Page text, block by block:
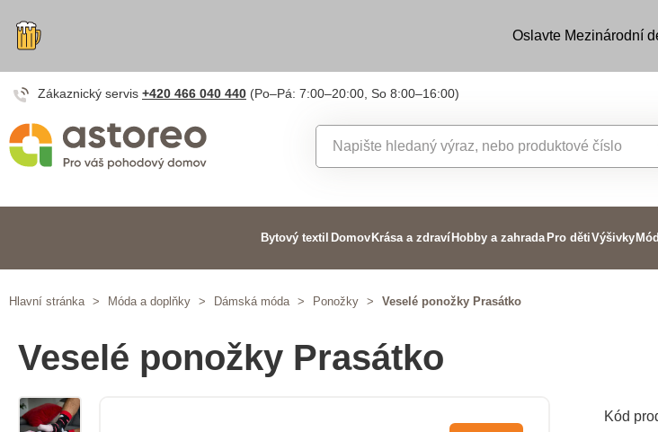
Oslavte Mezinárodní
Zákaznický servis +420 466 040 440 (Po–Pá: 7:00–20:00, So 8:00–16:00)
Bytový textil Domov Krása a zdraví Hobby a zahrada Pro dětiVýšivky
Hlavní stránka > Móda a doplňky > Dámská móda > Ponožky > Veselé ponožky Prasátko
Veselé ponožky Prasátko
Kód